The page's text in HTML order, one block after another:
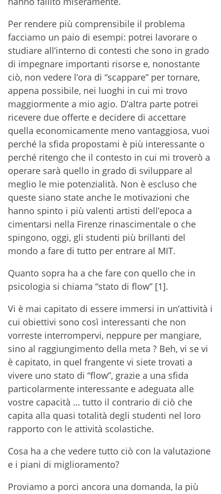
Per rendere più comprensibile il problema
facciamo un paio di esempi: potrei lavorare o
studiare all’interno di contesti che sono in grado
di impegnare importanti risorse e, nonostante
ciò, non vedere l’ora di “scappare” per tornare,
appena possibile, nei luoghi in cui mi trovo
maggiormente a mio agio. D’altra parte potrei
ricevere due offerte e decidere di accettare
quella economicamente meno vantaggiosa, vuoi
perché la sfida propostami è più interessante o
perché ritengo che il contesto in cui mi troverò a
operare sarà quello in grado di sviluppare al
meglio le mie potenzialità. Non è escluso che
queste siano state anche le motivazioni che
hanno spinto i più valenti artisti dell’epoca a
cimentarsi nella Firenze rinascimentale o che
spingono, oggi, gli studenti più brillanti del
mondo a fare di tutto per entrare al MIT.
Quanto sopra ha a che fare con quello che in
psicologia si chiama “stato di flow” [1].
Vi è mai capitato di essere immersi in un’attività i
cui obiettivi sono così interessanti che non
vorreste interrompervi, neppure per mangiare,
sino al raggiungimento della meta ? Beh, vi se vi
è capitato, in quel frangente vi siete trovati a
vivere uno stato di “flow”, grazie a una sfida
particolarmente interessante e adeguata alle
vostre capacità … tutto il contrario di ciò che
capita alla quasi totalità degli studenti nel loro
rapporto con le attività scolastiche.
Cosa ha a che vedere tutto ciò con la valutazione
e i piani di miglioramento?
Proviamo a porci ancora una domanda, la più